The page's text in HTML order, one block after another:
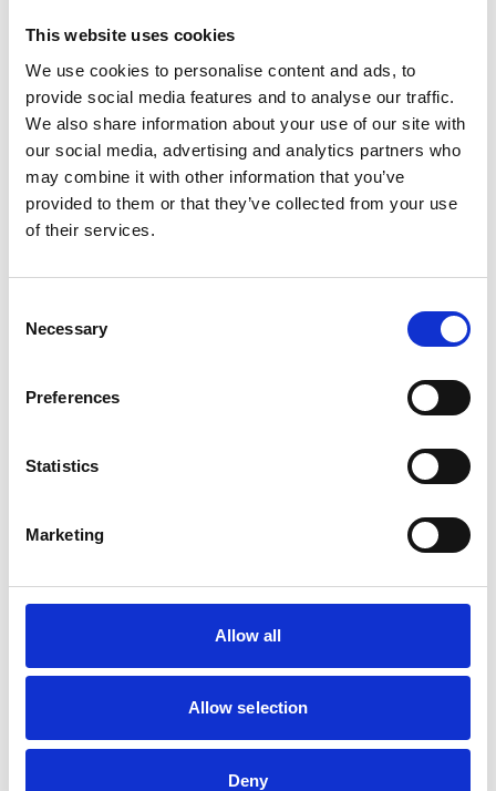
This website uses cookies
We use cookies to personalise content and ads, to
provide social media features and to analyse our traffic.
We also share information about your use of our site with
our social media, advertising and analytics partners who
may combine it with other information that you’ve
provided to them or that they’ve collected from your use
of their services.
Selection
Necessary
Preferences
Statistics
Marketing
Allow all
Allow selection
Deny
Produktdatablad